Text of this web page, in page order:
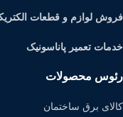
فروش لوازم و قطعات
خدمات تعمیر پاناسونیک
رئوس محصولات
کالای برق ساختمان